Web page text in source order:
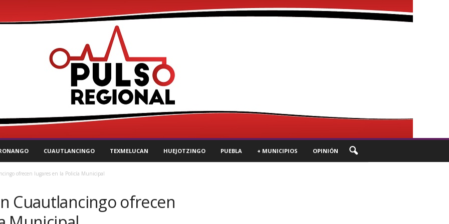
CUAUTLANCINGO TEXMELUCAN HUEJOTZINGO PUEBLA + MUNICIPIOS OPINIÓN
ofrecen lugares en la Policía Municipal
Cuautlancingo ofrecen